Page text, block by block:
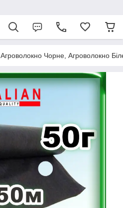
Агроволокно Чорне, Агроволокно